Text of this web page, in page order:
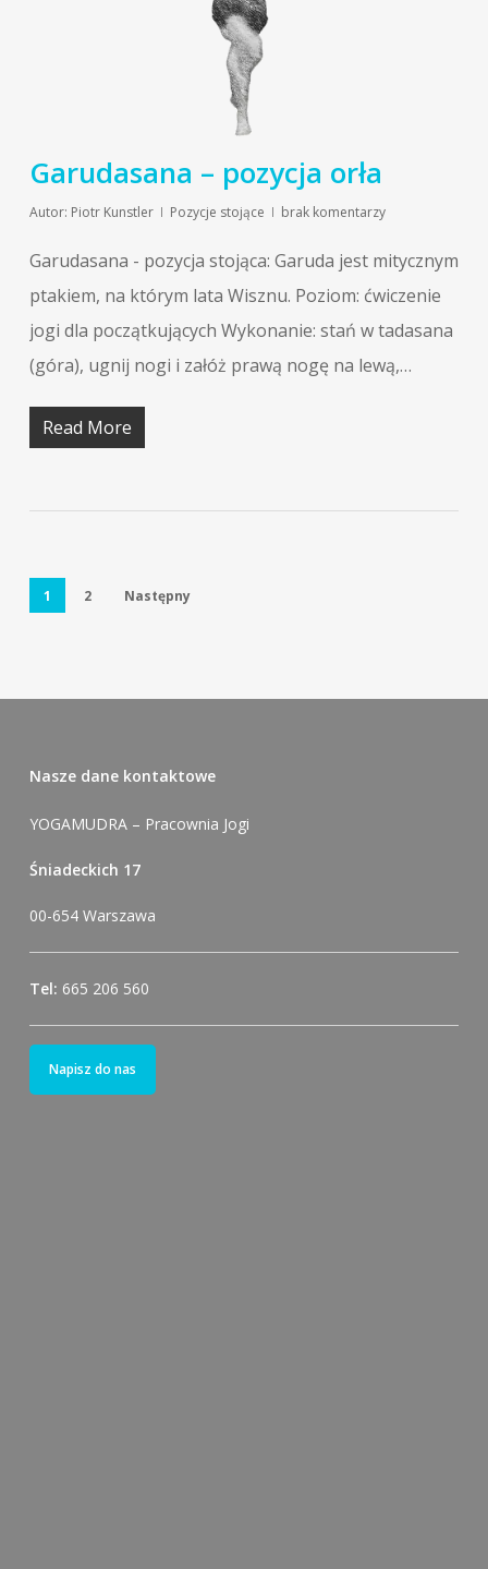
Garudasana – pozycja orła
Autor: Piotr Kunstler Pozycje stojące brak komentarzy
Garudasana - pozycja stojąca: Garuda jest mitycznym
ptakiem, na którym lata Wisznu. Poziom: ćwiczenie
jogi dla początkujących Wykonanie: stań w tadasana
(góra), ugnij nogi i załóż prawą nogę na lewą,…
Read More
1 2 Następny
Nasze dane kontaktowe
YOGAMUDRA – Pracownia Jogi
Śniadeckich 17
00-654 Warszawa
Tel: 665 206 560
Napisz do nas